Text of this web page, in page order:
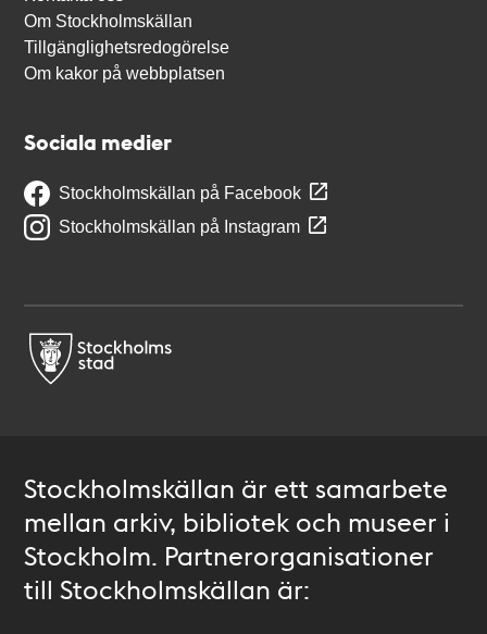
Om Stockholmskällan
Tillgänglighetsredogörelse
Om kakor på webbplatsen
Sociala medier
Stockholmskällan på Facebook
Stockholmskällan på Instagram
Stockholmskällan är ett samarbete
mellan arkiv, bibliotek och museer i
Stockholm. Partnerorganisationer
till Stockholmskällan är: